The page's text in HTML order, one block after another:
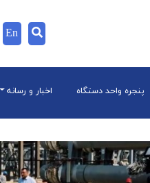
En
پنجره واحد دستگاه اخبار و رسانه